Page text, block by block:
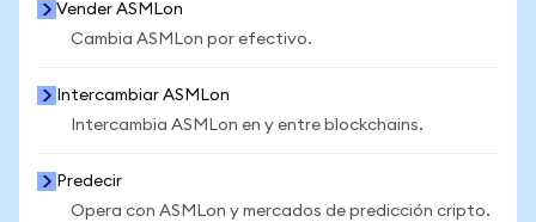
Vender ASMLon
Cambia ASMLon por efectivo.
Intercambiar ASMLon
Intercambia ASMLon en y entre blockchains.
Predecir
Opera con ASMLon y mercados de predicción cripto.